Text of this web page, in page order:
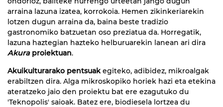
arraina lazuna izatea, korrokoia. Hemen zikinkeriarekin
lotzen dugun arraina da, baina beste tradizio
gastronomiko batzuetan oso preziatua da. Horregatik,
lazuna haztegian hazteko helburuarekin lanean ari dira
Akuraproiektuan.
Akuikulturarako pentsuakegiteko, adibidez, mikroalgak
erabiltzen dira. Alga mikroskopiko horiek hazi eta etekina
ateratzeko jaio den proiektu bat ere ezagutuko du
'Teknopolis' saioak. Batez ere, biodiesela lortzea du